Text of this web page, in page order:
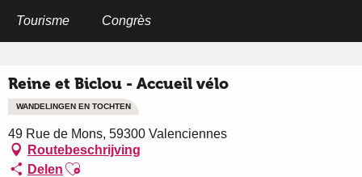
Tourisme Congrès
Reine et Biclou - Accueil vélo
WANDELINGEN EN TOCHTEN
49 Rue de Mons, 59300 Valenciennes
Routebeschrijving
Delen Ajouter aux favoris